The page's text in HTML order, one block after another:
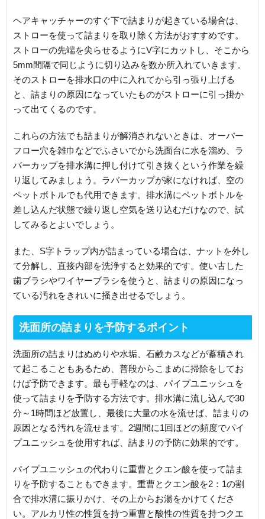
ヘアキャッチャーのすぐ下で詰まりが起きている場合は、
ストローを使って詰まりを取り除く方法がおすすめです。
ストローの先端を尖らせるようにV字にカットし、そこから
5mm間隔で同じように切り込みを数か所入れていきます。
そのストローを排水口の中に入れてから引っ張り上げる
と、詰まりの原因になっていたものがストローに引っ掛か
って出てくるのです。
これらの方法でも詰まりが解消されないときは、オーバー
フロー穴を雑巾などでふさいでから洗面台に水を溜め、ラ
バーカップを排水溝に押し付けて引き抜くという作業を繰
り返してみましょう。ラバーカップが家になければ、空の
ペットボトルでも代用できます。排水溝にペットボトルを
差し込んだ状態で繰り返し空気を送り込むだけなので、試
してみるとよいでしょう。
また、S字トラップ内が詰まっている場合は、ナットを外し
て分解し、直接内部を洗浄すると効果的です。使い古した
歯ブラシやワイヤーブラシを使うと、詰まりの原因になっ
ている汚れをきれいに掻き出せるでしょう。
洗面所の詰まりを予防するポイント
洗面所の詰まりはぬめりや水垢、石鹸カスなどが蓄積され
て起こることもあるため、普段からこまめに掃除をしてお
けば予防できます。最も手軽なのは、パイプユニッシュを
使って詰まりを予防する方法です。排水溝に流し込んで30
分～1時間ほど放置し、最後に大量の水を流せば、詰まりの
原因となる汚れを流せます。2週間に1回ほどの頻度でパイ
プユニッシュを使用すれば、詰まりの予防に効果的です。
パイプユニッシュの代わりに重曹とクエン酸を使って詰ま
りを予防することもできます。重曹とクエン酸を2：1の割
合で排水溝に振りかけ、その上からお湯をかけてくださ
い。アルカリ性の性質を持つ重曹と酸性の性質を持つクエ